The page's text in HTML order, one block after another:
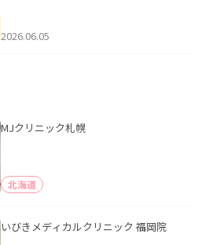
2026.06.05
MJクリニック札幌
北海道
いびきメディカルクリニック 福岡院